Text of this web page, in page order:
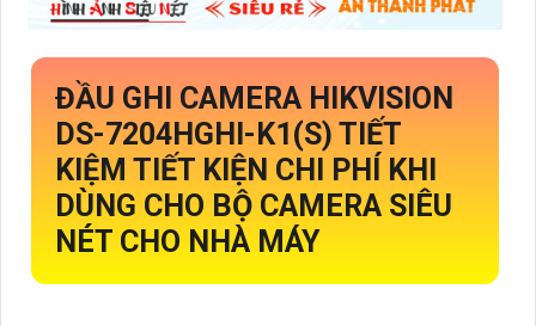
ĐẦU GHI CAMERA HIKVISION
DS-7204HGHI-K1 (S) TIẾT
KIỆM TIẾT KIỆN CHI PHÍ KHI
DÙNG CHO BỘ CAMERA SIÊU
NÉT CHO NHÀ MÁY